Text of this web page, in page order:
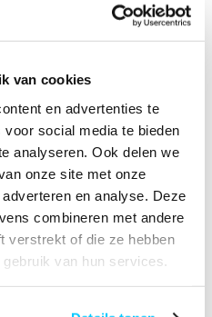
van cookies
en advertenties te
social media te bieden
analyseren. Ook delen we
onze site met onze
en analyse. Deze
combineren met andere
verstrekt of die ze hebben
van hun services.
840BL6
A poorten -